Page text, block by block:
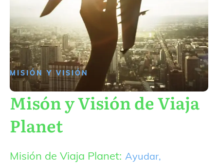
MISIÓN Y VISIÓN
Misón y Visión de Viaja
Planet
Misión de Viaja Planet: Ayudar,